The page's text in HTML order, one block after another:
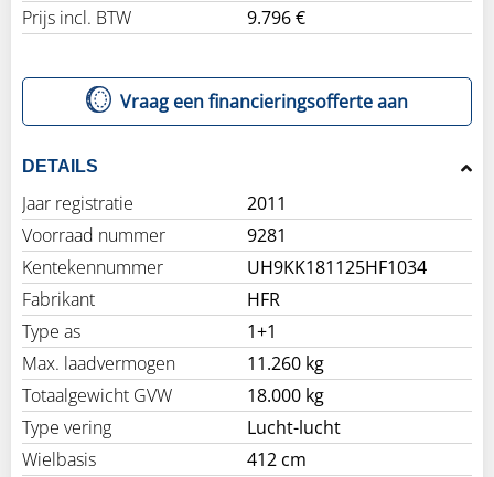
Prijs incl. BTW
9.796 €
Vraag een financieringsofferte aan
DETAILS
Jaar registratie
2011
Voorraad nummer
9281
Kentekennummer
UH9KK181125HF1034
Fabrikant
HFR
Type as
1+1
Max. laadvermogen
11.260 kg
Totaalgewicht GVW
18.000 kg
Type vering
Lucht-lucht
Wielbasis
412 cm